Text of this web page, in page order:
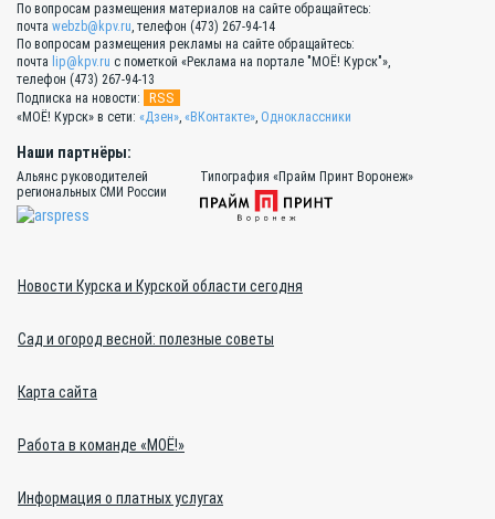
По вопросам размещения материалов на сайте обращайтесь:
почта webzb@kpv.ru, телефон (473) 267-94-14
По вопросам размещения рекламы на сайте обращайтесь:
почта lip@kpv.ru с пометкой «Реклама на портале "МОЁ! Курск"»,
телефон (473) 267-94-13
Подписка на новости:
RSS
«МОЁ! Курск» в сети: «Дзен», «ВКонтакте», Одноклассники
Наши партнёры:
Альянс руководителей
региональных СМИ России
Типография «Прайм Принт Воронеж»
Новости Курска и Курской области сегодня
Сад и огород весной: полезные советы
Карта сайта
Работа в команде «МОЁ!»
Информация о платных услугах